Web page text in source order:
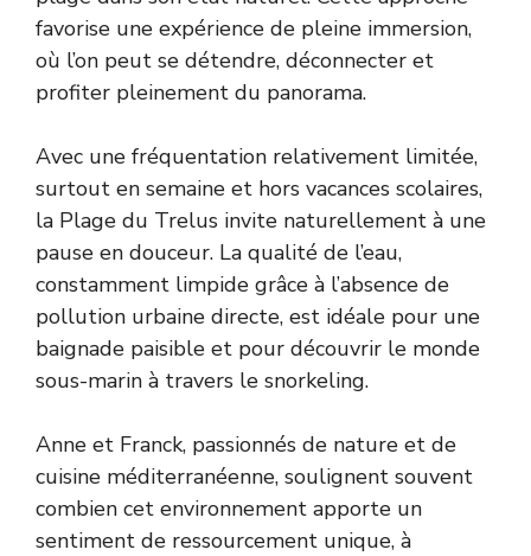
favorise une expérience de pleine immersion,
où l’on peut se détendre, déconnecter et
profiter pleinement du panorama.
Avec une fréquentation relativement limitée,
surtout en semaine et hors vacances scolaires,
la Plage du Trelus invite naturellement à une
pause en douceur. La qualité de l’eau,
constamment limpide grâce à l’absence de
pollution urbaine directe, est idéale pour une
baignade paisible et pour découvrir le monde
sous-marin à travers le snorkeling.
Anne et Franck, passionnés de nature et de
cuisine méditerranéenne, soulignent souvent
combien cet environnement apporte un
sentiment de ressourcement unique, à